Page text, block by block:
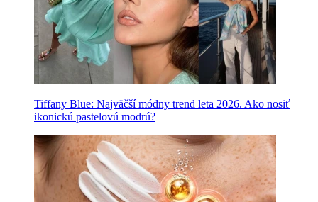
Tiffany Blue: Najväčší módny trend leta 2026. Ako nosiť
ikonickú pastelovú modrú?